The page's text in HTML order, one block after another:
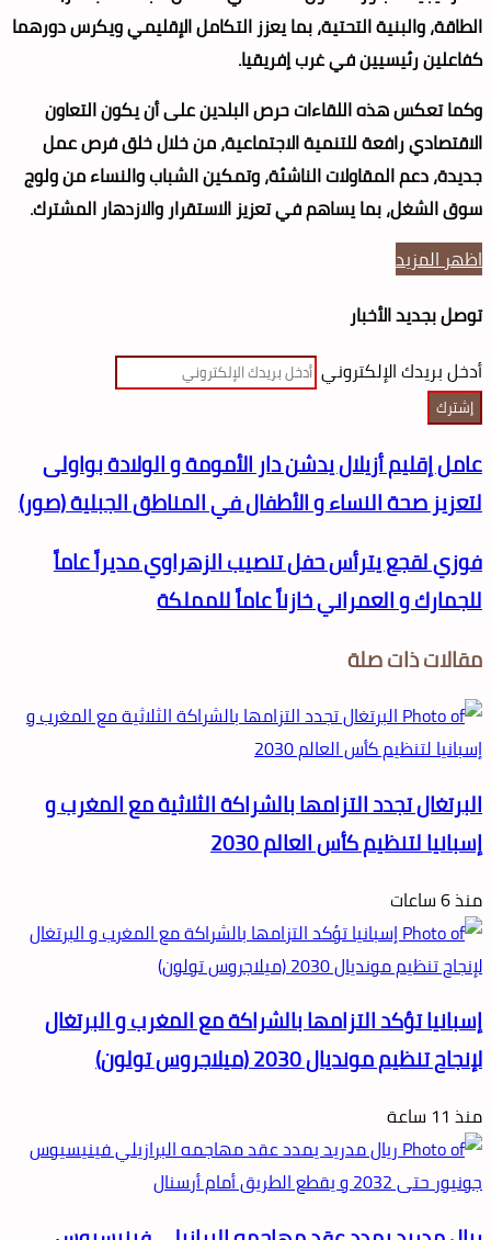
الطاقة، والبنية التحتية، بما يعزز التكامل الإقليمي ويكرس دورهما
كفاعلين رئيسيين في غرب إفريقيا.
وكما تعكس هذه اللقاءات حرص البلدين على أن يكون التعاون
الاقتصادي رافعة للتنمية الاجتماعية، من خلال خلق فرص عمل
جديدة، دعم المقاولات الناشئة، وتمكين الشباب والنساء من ولوج
سوق الشغل، بما يساهم في تعزيز الاستقرار والازدهار المشترك.
اظهر المزيد
توصل بجديد الأخبار
أدخل بريدك الإلكتروني
عامل إقليم أزيلال يدشن دار الأمومة و الولادة بواولى
لتعزيز صحة النساء و الأطفال في المناطق الجبلية (صور)
فوزي لقجع يترأس حفل تنصيب الزهراوي مديراً عاماً
للجمارك و العمراني خازناً عاماً للمملكة
مقالات ذات صلة
البرتغال تجدد التزامها بالشراكة الثلاثية مع المغرب و
إسبانيا لتنظيم كأس العالم 2030
منذ 6 ساعات
إسبانيا تؤكد التزامها بالشراكة مع المغرب و البرتغال
لإنجاح تنظيم مونديال 2030 (ميلاجروس تولون)
منذ 11 ساعة